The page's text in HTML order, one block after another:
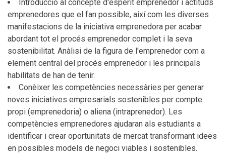
Introducció al concepte d'esperit emprenedor i actituds
emprenedores que el fan possible, així com les diverses
manifestacions de la iniciativa emprenedora per acabar
abordant tot el procés emprenedor complet i la seva
sostenibilitat. Anàlisi de la figura de l'emprenedor com a
element central del procés emprenedor i les principals
habilitats de han de tenir.
Conèixer les competències necessàries per generar
noves iniciatives empresarials sostenibles per compte
propi (emprenedoria) o aliena (intraprenedor). Les
competències emprenedores ajudaran als estudiants a
identificar i crear oportunitats de mercat transformant idees
en possibles models de negoci viables i sostenibles.